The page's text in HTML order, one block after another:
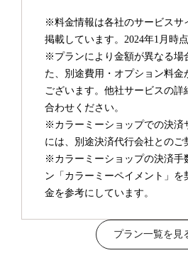
※料金情報は各社のサービスサ
掲載しています。2024年1月時点
※プランにより金額が異なる場
た、別途費用・オプション料金
ございます。他社サービスの詳
合わせください。
※カラーミーショップでの決済
には、別途決済代行会社とのご
※カラーミーショップの決済手
ン「カラーミーペイメント」を
金を参考にしています。
プラン一覧を見